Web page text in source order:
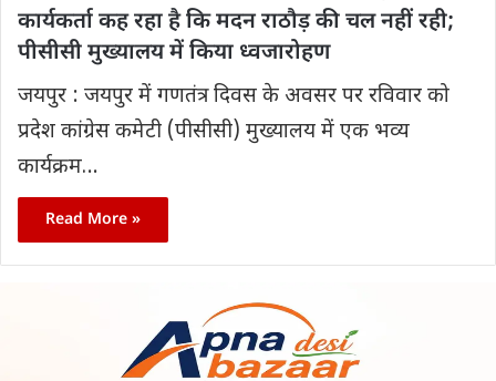
कार्यकर्ता कह रहा है कि मदन राठौड़ की चल नहीं रही;
पीसीसी मुख्यालय में किया ध्वजारोहण
जयपुर : जयपुर में गणतंत्र दिवस के अवसर पर रविवार को
प्रदेश कांग्रेस कमेटी (पीसीसी) मुख्यालय में एक भव्य
कार्यक्रम…
Read More »